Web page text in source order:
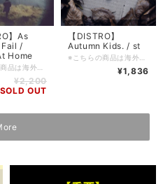
】As
/
Home
¥2,200
SOLD OUT
【DISTRO】
Autumn Kids. / st
¥1,836